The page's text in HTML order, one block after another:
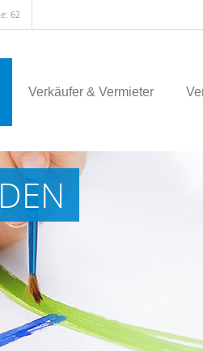
62
Verkäufer & Vermieter